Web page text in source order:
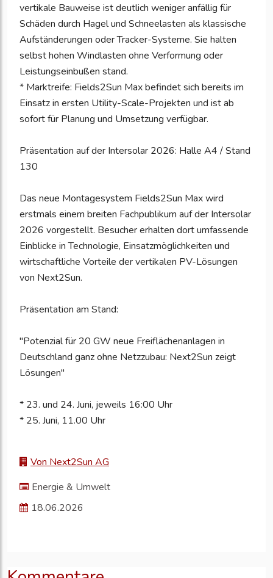
vertikale Bauweise ist deutlich weniger anfällig für
Schäden durch Hagel und Schneelasten als klassische
Aufständerungen oder Tracker-Systeme. Sie halten
selbst hohen Windlasten ohne Verformung oder
Leistungseinbußen stand.
* Marktreife: Fields2Sun Max befindet sich bereits im
Einsatz in ersten Utility-Scale-Projekten und ist ab
sofort für Planung und Umsetzung verfügbar.
Präsentation auf der Intersolar 2026: Halle A4 / Stand
130
Das neue Montagesystem Fields2Sun Max wird
erstmals einem breiten Fachpublikum auf der Intersolar
2026 vorgestellt. Besucher erhalten dort umfassende
Einblicke in Technologie, Einsatzmöglichkeiten und
wirtschaftliche Vorteile der vertikalen PV-Lösungen
von Next2Sun.
Präsentation am Stand:
"Potenzial für 20 GW neue Freiflächenanlagen in
Deutschland ganz ohne Netzzubau: Next2Sun zeigt
Lösungen"
* 23. und 24. Juni, jeweils 16:00 Uhr
* 25. Juni, 11.00 Uhr
Von Next2Sun AG
Energie & Umwelt
18.06.2026